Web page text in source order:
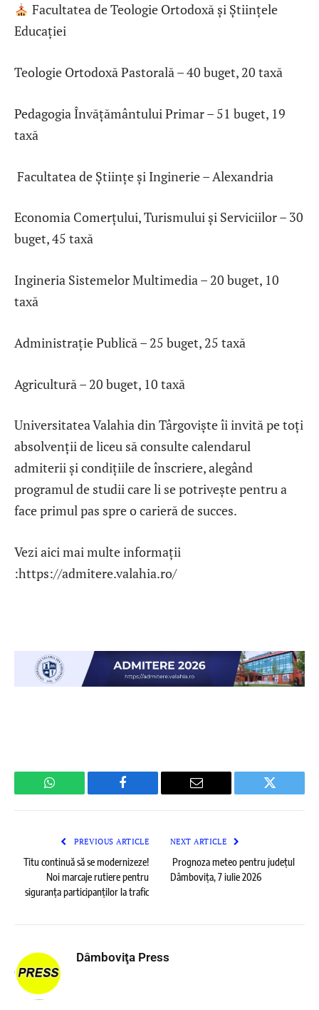
Facultatea de Teologie Ortodoxă și Științele
Educației
Teologie Ortodoxă Pastorală – 40 buget, 20 taxă
Pedagogia Învățământului Primar – 51 buget, 19
taxă
Facultatea de Științe și Inginerie – Alexandria
Economia Comerțului, Turismului și Serviciilor – 30
buget, 45 taxă
Ingineria Sistemelor Multimedia – 20 buget, 10
taxă
Administrație Publică – 25 buget, 25 taxă
Agricultură – 20 buget, 10 taxă
Universitatea Valahia din Târgoviște îi invită pe toți
absolvenții de liceu să consulte calendarul
admiterii și condițiile de înscriere, alegând
programul de studii care li se potrivește pentru a
face primul pas spre o carieră de succes.
Vezi aici mai multe informații
:https://admitere.valahia.ro/
WhatsApp Facebook Email Twitter
PREVIOUS ARTICLE
Titu continuă să se modernizeze!
Noi marcaje rutiere pentru
siguranța participanților la trafic
NEXT ARTICLE
Prognoza meteo pentru județul
Dâmbovița, 7 iulie 2026
Dâmboviţa Press